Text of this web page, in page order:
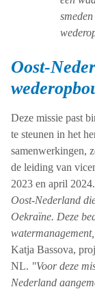
Oost-
Deze missie past
te steunen in het
samenwerkingen,
de leiding van
2023 en april 2024.
Oost-Nederland
Oekraïne. Deze
Katja Bassova,
NL. "Voor deze
Nederland